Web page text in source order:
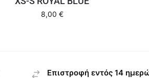
8,00 €
Επιστροφή εντός 14